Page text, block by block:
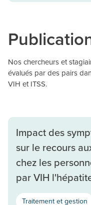
Nos chercheurs et
évalués par des pairs
VIH et ITSS.
Impact des
sur le recours
chez les
par VIH
Traitement et gestion